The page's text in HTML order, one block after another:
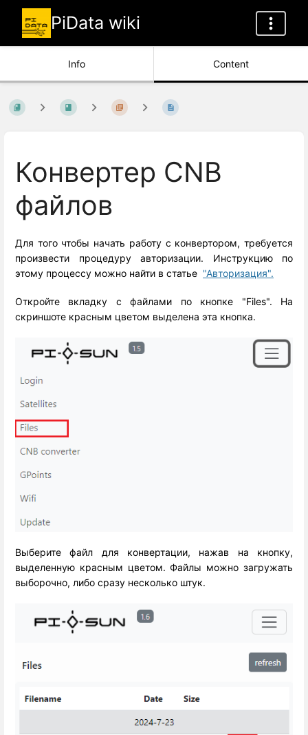
PiData wiki
Info Content
Конвертер CNB
файлов
Для того чтобы начать работу с конвертором, требуется
произвести процедуру авторизации. Инструкцию по
этому процессу можно найти в статье "Авторизация".
Откройте вкладку с файлами по кнопке "Files". На
скриншоте красным цветом выделена эта кнопка.
Выберите файл для конвертации, нажав на кнопку,
выделенную красным цветом. Файлы можно загружать
выборочно, либо сразу несколько штук.